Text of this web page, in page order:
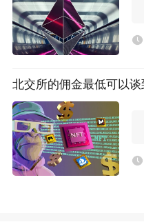
北交所的佣金最低可以